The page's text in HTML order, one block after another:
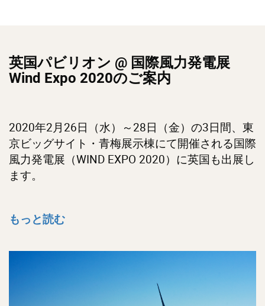
英国パビリオン @ 国際風力発電展
Wind Expo 2020のご案内
2020年2月26日（水）～28日（金）の3日間、東
京ビッグサイト・青梅展示棟にて開催される国際
風力発電展（WIND EXPO 2020）に英国も出展し
ます。
もっと読む